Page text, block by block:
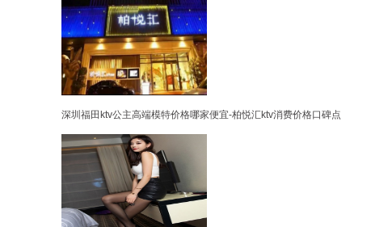
深圳福田ktv公主高端模特价格哪家便宜-柏悦汇ktv消费价格口碑点